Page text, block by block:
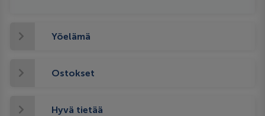
Yöelämä
Ostokset
Hyvä tietää